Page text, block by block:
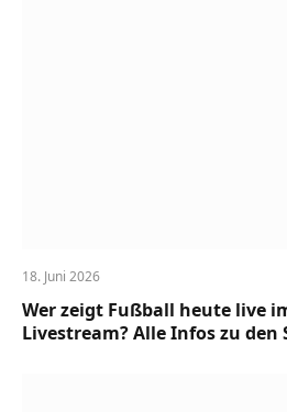
18. Juni 2026
Wer zeigt Fußball heute live
Livestream? Alle Infos zu den